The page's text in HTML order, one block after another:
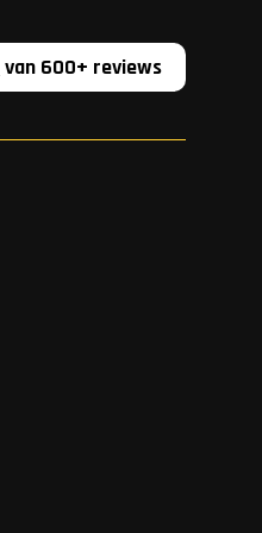
van 600+ reviews